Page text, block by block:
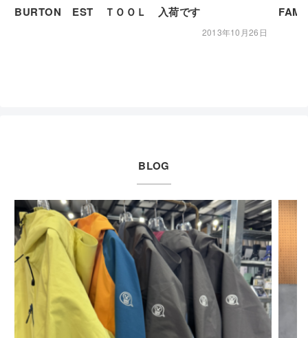
BURTON EST ＴＯＯＬ 入荷です
2013年10月26日
BLOG